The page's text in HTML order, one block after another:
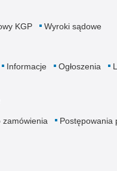
KGP Wyroki sądowe
Informacje Ogłoszenia
zamówienia
Postępowania